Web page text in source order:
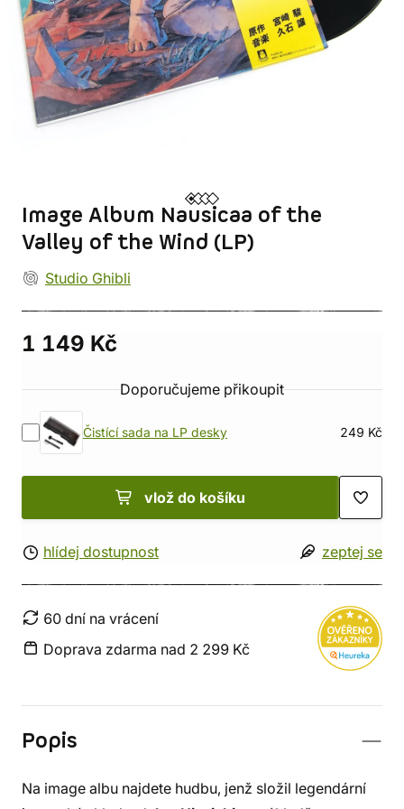
Image Album Nausicaa of the
Valley of the Wind (LP)
Studio Ghibli
1 149 Kč
Doporučujeme přikoupit
Čistící sada na LP desky 249 Kč
vlož do košíku
hlídej dostupnost zeptej se
60 dní na vrácení
Doprava zdarma nad 2 299 Kč
Popis
Na image albu najdete hudbu, jenž složil legendární